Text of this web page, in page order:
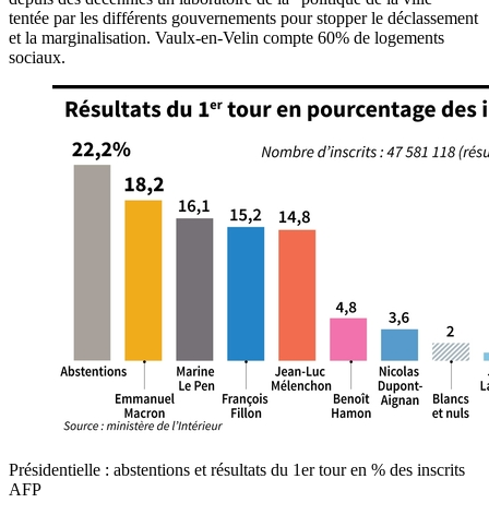
tentée par les différents gouvernements pour stopper le déclassement
et la marginalisation. Vaulx-en-Velin compte 60% de logements
sociaux.
Présidentielle : abstentions et résultats du 1er tour en % des inscrits
AFP